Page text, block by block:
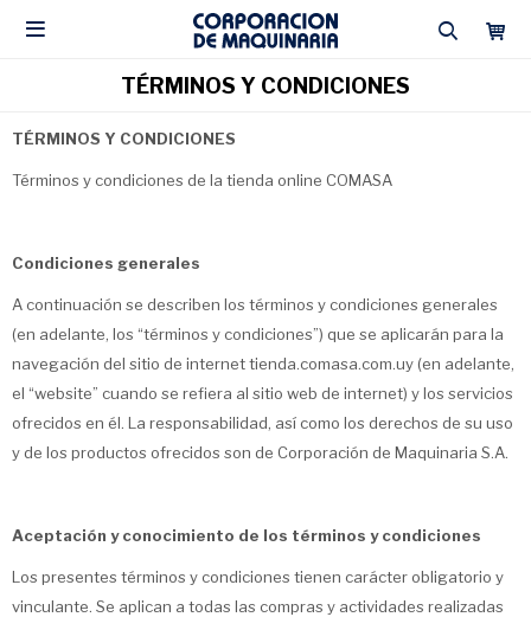

TÉRMINOS Y CONDICIONES
TÉRMINOS Y CONDICIONES
Términos y condiciones de la tienda online COMASA
Condiciones generales
A continuación se describen los términos y condiciones generales
(en adelante, los “términos y condiciones”) que se aplicarán para la
navegación del sitio de internet tienda.comasa.com.uy (en adelante,
el “website” cuando se refiera al sitio web de internet) y los servicios
ofrecidos en él. La responsabilidad, así como los derechos de su uso
y de los productos ofrecidos son de Corporación de Maquinaria S.A.
Aceptación y conocimiento de los términos y condiciones
Los presentes términos y condiciones tienen carácter obligatorio y
vinculante. Se aplican a todas las compras y actividades realizadas